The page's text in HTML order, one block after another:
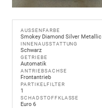
AUSSENFARBE
Smokey Diamond Silver Metallic
INNENAUSSTATTUNG
Schwarz
GETRIEBE
Automatik
ANTRIEBSACHSE
Frontantrieb
PARTIKELFILTER
1
SCHADSTOFFKLASSE
Euro 6